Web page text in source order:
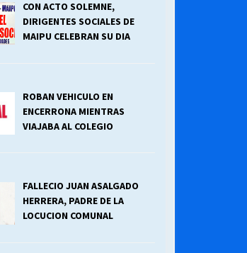
¿Qué habrían dicho?
23/06/2026
Releyendo la Rerum Novarum a 135
años. “La cuestión social hoy”.
16/05/2026
CON ACTO SOLEMNE,
DIRIGENTES SOCIALES DE
MAIPU CELEBRAN SU DIA
ROBAN VEHICULO EN
ENCERRONA MIENTRAS
VIAJABA AL COLEGIO
FALLECIO JUAN ASALGADO
HERRERA, PADRE DE LA
LOCUCION COMUNAL